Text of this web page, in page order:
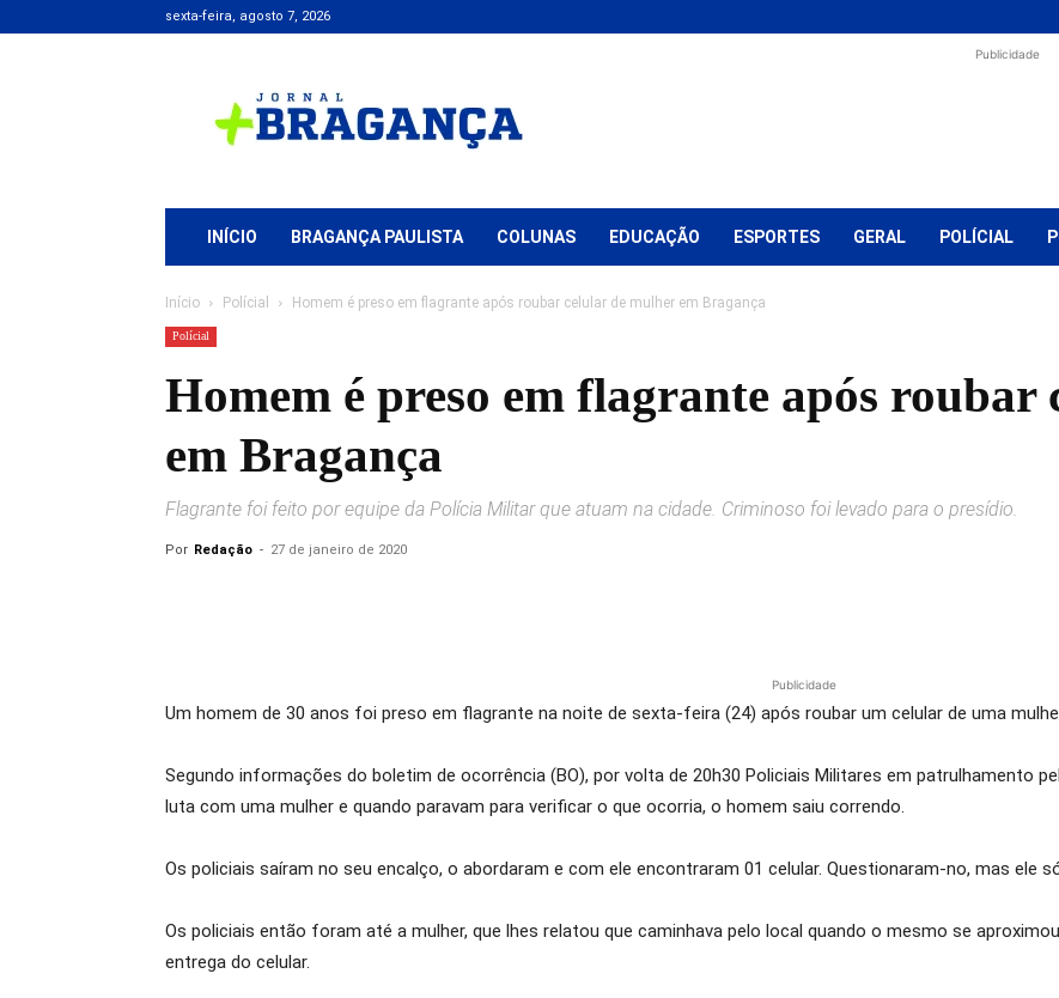
sexta-feira, agosto 7, 2026
+
Bragança
Publicidade
INÍCIO BRAGANÇA PAULISTA COLUNAS EDUCAÇÃO ESPORTES GERAL POLÍCIAL
Início Polícial Homem é preso em flagrante após roubar celular de mulher em Bragança
Polícial
Homem é preso em flagrante após
em Bragança
Flagrante foi feito por equipe da Polícia Militar que atuam na cidade. Criminoso foi levado para o presídio.
Por Redação - 27 de janeiro de 2020
Publicidade
Um homem de 30 anos foi preso em flagrante na noite de sexta-feira (24) após roubar um celular de uma
Segundo informações do boletim de ocorrência (BO), por volta de 20h30 Policiais Militares em patrulhamento
luta com uma mulher e quando paravam para verificar o que ocorria, o homem saiu correndo.
Os policiais saíram no seu encalço, o abordaram e com ele encontraram 01 celular. Questionaram-no, mas ele
Os policiais então foram até a mulher, que lhes relatou que caminhava pelo local quando o mesmo se
entrega do celular.